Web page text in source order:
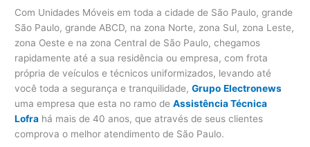
Com Unidades Móveis em toda a cidade de São Paulo, grande
São Paulo, grande ABCD, na zona Norte, zona Sul, zona Leste,
zona Oeste e na zona Central de São Paulo, chegamos
rapidamente até a sua residência ou empresa, com frota
própria de veículos e técnicos uniformizados, levando até
você toda a segurança e tranquilidade,Grupo Electronews
uma empresa que esta no ramo deAssistência Técnica
Lofra há mais de 40 anos, que através de seus clientes
comprova o melhor atendimento de São Paulo.